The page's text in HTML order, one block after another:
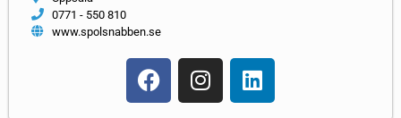
0771 - 550 810
www.spolsnabben.se